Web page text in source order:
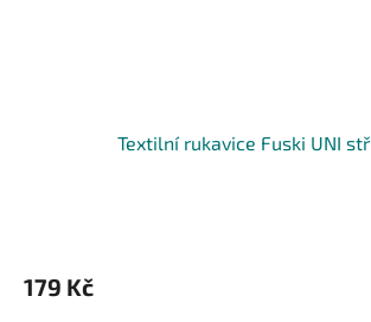
Textilní rukavice Fuski UNI
179 Kč